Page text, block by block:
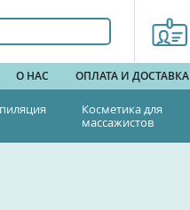
О НАС ОПЛАТА И ДОСТАВКА
Косметика для
массажистов